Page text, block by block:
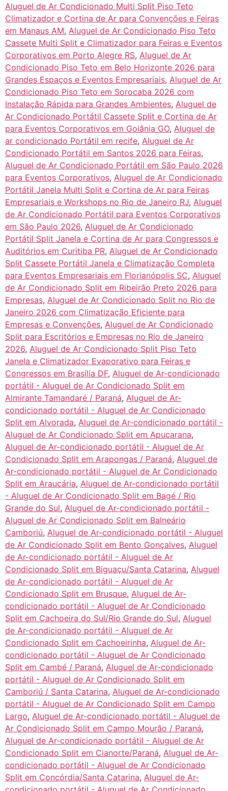
Aluguel de Ar Condicionado Multi Split Piso Teto
Climatizador e Cortina de Ar para Convenções e Feiras
em Manaus AM, Aluguel de Ar Condicionado Piso Teto
Cassete Multi Split e Climatizador para Feiras e Eventos
Corporativos em Porto Alegre RS, Aluguel de Ar
Condicionado Piso Teto em Belo Horizonte 2026 para
Grandes Espaços e Eventos Empresariais, Aluguel de Ar
Condicionado Piso Teto em Sorocaba 2026 com
Instalação Rápida para Grandes Ambientes, Aluguel de
Ar Condicionado Portátil Cassete Split e Cortina de Ar
para Eventos Corporativos em Goiânia GO, Aluguel de
ar condicionado Portátil em recife, Aluguel de Ar
Condicionado Portátil em Santos 2026 para Feiras,
Aluguel de Ar Condicionado Portátil em São Paulo 2026
para Eventos Corporativos, Aluguel de Ar Condicionado
Portátil Janela Multi Split e Cortina de Ar para Feiras
Empresariais e Workshops no Rio de Janeiro RJ, Aluguel
de Ar Condicionado Portátil para Eventos Corporativos
em São Paulo 2026, Aluguel de Ar Condicionado
Portátil Split Janela e Cortina de Ar para Congressos e
Auditórios em Curitiba PR, Aluguel de Ar Condicionado
Split Cassete Portátil Janela e Climatização Completa
para Eventos Empresariais em Florianópolis SC, Aluguel
de Ar Condicionado Split em Ribeirão Preto 2026 para
Empresas, Aluguel de Ar Condicionado Split no Rio de
Janeiro 2026 com Climatização Eficiente para
Empresas e Convenções, Aluguel de Ar Condicionado
Split para Escritórios e Empresas no Rio de Janeiro
2026, Aluguel de Ar Condicionado Split Piso Teto
Janela e Climatizador Evaporativo para Feiras e
Congressos em Brasília DF, Aluguel de Ar-condicionado
portátil - Aluguel de Ar Condicionado Split em
Almirante Tamandaré / Paraná, Aluguel de Ar-
condicionado portátil - Aluguel de Ar Condicionado
Split em Alvorada, Aluguel de Ar-condicionado portátil -
Aluguel de Ar Condicionado Split em Apucarana,
Aluguel de Ar-condicionado portátil - Aluguel de Ar
Condicionado Split em Arapongas / Paraná, Aluguel de
Ar-condicionado portátil - Aluguel de Ar Condicionado
Split em Araucária, Aluguel de Ar-condicionado portátil
- Aluguel de Ar Condicionado Split em Bagé / Rio
Grande do Sul, Aluguel de Ar-condicionado portátil -
Aluguel de Ar Condicionado Split em Balneário
Camboriú, Aluguel de Ar-condicionado portátil - Aluguel
de Ar Condicionado Split em Bento Gonçalves, Aluguel
de Ar-condicionado portátil - Aluguel de Ar
Condicionado Split em Biguaçu/Santa Catarina, Aluguel
de Ar-condicionado portátil - Aluguel de Ar
Condicionado Split em Brusque, Aluguel de Ar-
condicionado portátil - Aluguel de Ar Condicionado
Split em Cachoeira do Sul/Rio Grande do Sul, Aluguel
de Ar-condicionado portátil - Aluguel de Ar
Condicionado Split em Cachoeirinha, Aluguel de Ar-
condicionado portátil - Aluguel de Ar Condicionado
Split em Cambé / Paraná, Aluguel de Ar-condicionado
portátil - Aluguel de Ar Condicionado Split em
Camboriú / Santa Catarina, Aluguel de Ar-condicionado
portátil - Aluguel de Ar Condicionado Split em Campo
Largo, Aluguel de Ar-condicionado portátil - Aluguel de
Ar Condicionado Split em Campo Mourão / Paraná,
Aluguel de Ar-condicionado portátil - Aluguel de Ar
Condicionado Split em Cianorte/Paraná, Aluguel de Ar-
condicionado portátil - Aluguel de Ar Condicionado
Split em Concórdia/Santa Catarina, Aluguel de Ar-